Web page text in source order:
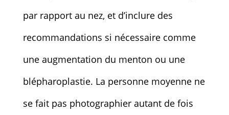
par rapport au nez, et d’inclure des
recommandations si nécessaire comme
une augmentation du menton ou une
blépharoplastie. La personne moyenne ne
se fait pas photographier autant de fois